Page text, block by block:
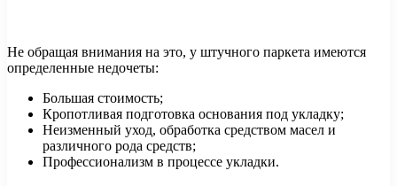
Не обращая внимания на это, у штучного паркета имеются
определенные недочеты:
Большая стоимость;
Кропотливая подготовка основания под укладку;
Неизменный уход, обработка средством масел и
различного рода средств;
Профессионализм в процессе укладки.